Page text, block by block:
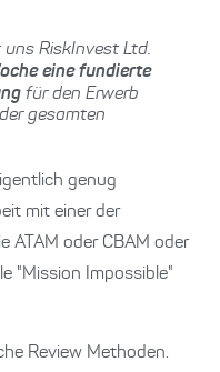
RiskInvest Ltd.
eine fundierte
für den Erwerb
gesamten
genug
mit einer der
ATAM oder CBAM oder
"Mission Impossible"
Review Methoden.